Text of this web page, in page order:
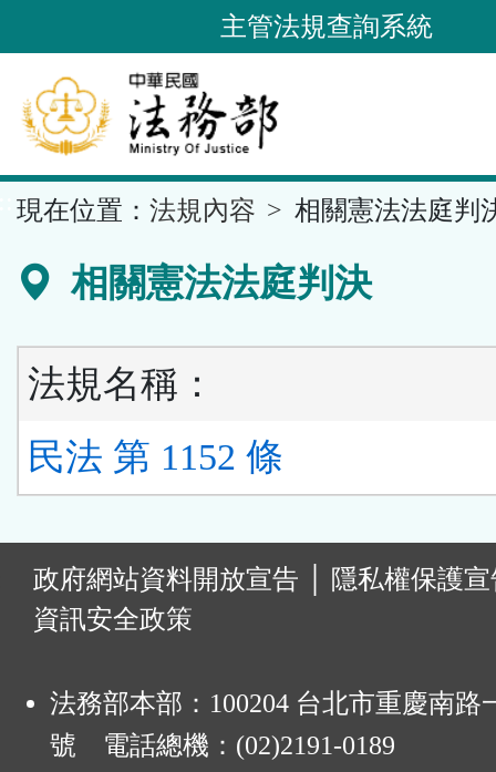
到
要
內
容
區
主管法規查詢系統
現在位置： 法規內容 相關憲法法庭判
相關憲法法庭判決
法規名稱：
民法 第 1152 條
政府網站資料開放宣告
隱私權保護
資訊安全政策
法務部本部：100204 台北市重慶南路
號 電話總機：(02)2191-0189